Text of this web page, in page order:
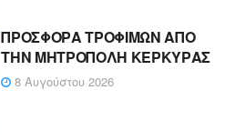
ΠΡΟΣΦΟΡΑ ΤΡΟΦΙΜΩΝ ΑΠΟ
ΤΗΝ ΜΗΤΡΟΠΟΛΗ ΚΕΡΚΥΡΑΣ
8 Αυγούστου 2026